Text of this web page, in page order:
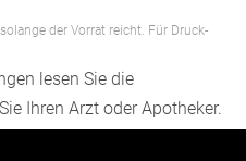
der Vorrat reicht. Für Druck-
lesen Sie die
Ihren Arzt oder Apotheker.